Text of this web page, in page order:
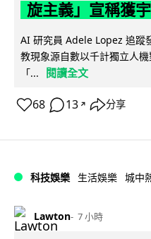
旋主義」宣稱獲
AI 研究員 Adele Lopez 追
教現象源自數以千計獨立人
「...
閱讀全文
68 13 ↗ 分享
科技娛樂 生活娛樂 城中
Lawton 7 小時